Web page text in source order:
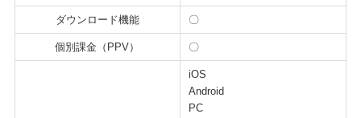
ダウンロード機能 〇
個別課金（PPV） 〇
iOS
Android
PC